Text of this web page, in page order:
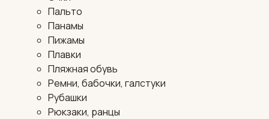
Пальто
Панамы
Пижамы
Плавки
Пляжная обувь
Ремни, бабочки, галстуки
Рубашки
Рюкзаки, ранцы